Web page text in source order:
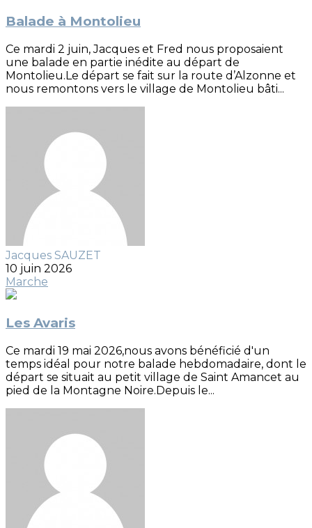
Balade à Montolieu
Ce mardi 2 juin, Jacques et Fred nous proposaient
une balade en partie inédite au départ de
Montolieu.Le départ se fait sur la route d’Alzonne et
nous remontons vers le village de Montolieu bâti...
Jacques SAUZET
10 juin 2026
Marche
Les Avaris
Ce mardi 19 mai 2026,nous avons bénéficié d'un
temps idéal pour notre balade hebdomadaire, dont le
départ se situait au petit village de Saint Amancet au
pied de la Montagne Noire.Depuis le...